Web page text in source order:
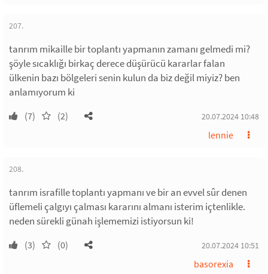
207.
tanrım mikaille bir toplantı yapmanın zamanı gelmedi mi?
şöyle sıcaklığı birkaç derece düşürücü kararlar falan
ülkenin bazı bölgeleri senin kulun da biz değil miyiz? ben
anlamıyorum ki
(7) (2) 20.07.2024 10:48
lennie
208.
tanrım israfille toplantı yapmanı ve bir an evvel sûr denen
üflemeli çalgıyı çalması kararını almanı isterim içtenlikle.
neden sürekli günah işlememizi istiyorsun ki!
(3) (0) 20.07.2024 10:51
basorexia